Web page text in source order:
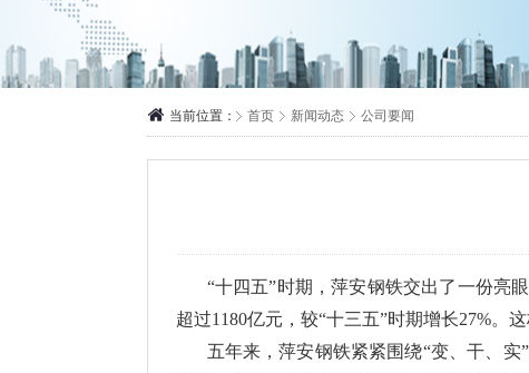
当前位置： 首页 新闻动态 公司要闻
“十四五”时期，萍安钢铁交出了一份亮
超过1180亿元，较“十三五”时期增长27%。
五年来，萍安钢铁紧紧围绕“变、干、